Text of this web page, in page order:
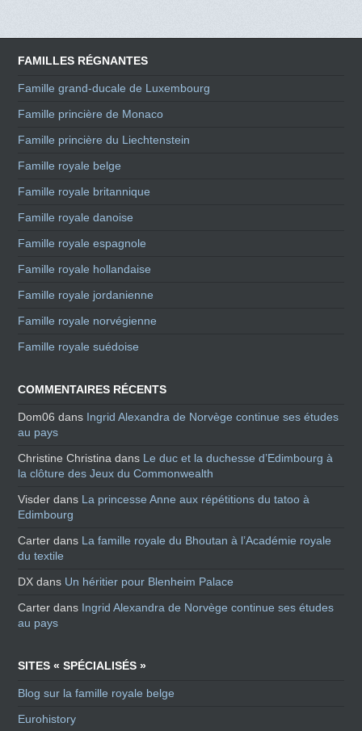
FAMILLES RÉGNANTES
Famille grand-ducale de Luxembourg
Famille princière de Monaco
Famille princière du Liechtenstein
Famille royale belge
Famille royale britannique
Famille royale danoise
Famille royale espagnole
Famille royale hollandaise
Famille royale jordanienne
Famille royale norvégienne
Famille royale suédoise
COMMENTAIRES RÉCENTS
Dom06 dans Ingrid Alexandra de Norvège continue ses études
au pays
Christine Christina dans Le duc et la duchesse d’Edimbourg à
la clôture des Jeux du Commonwealth
Visder dans La princesse Anne aux répétitions du tatoo à
Edimbourg
Carter dans La famille royale du Bhoutan à l’Académie royale
du textile
DX dans Un héritier pour Blenheim Palace
Carter dans Ingrid Alexandra de Norvège continue ses études
au pays
SITES « SPÉCIALISÉS »
Blog sur la famille royale belge
Eurohistory